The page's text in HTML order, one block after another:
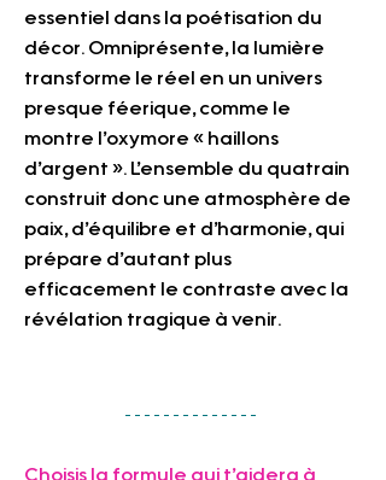
essentiel dans la poétisation du
décor. Omniprésente, la lumière
transforme le réel en un univers
presque féerique, comme le
montre l’oxymore « haillons
d’argent ». L’ensemble du quatrain
construit donc une atmosphère de
paix, d’équilibre et d’harmonie, qui
prépare d’autant plus
efficacement le contraste avec la
révélation tragique à venir.